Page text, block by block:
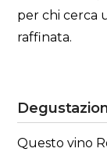
per chi cerca
raffinata.
Questo vino